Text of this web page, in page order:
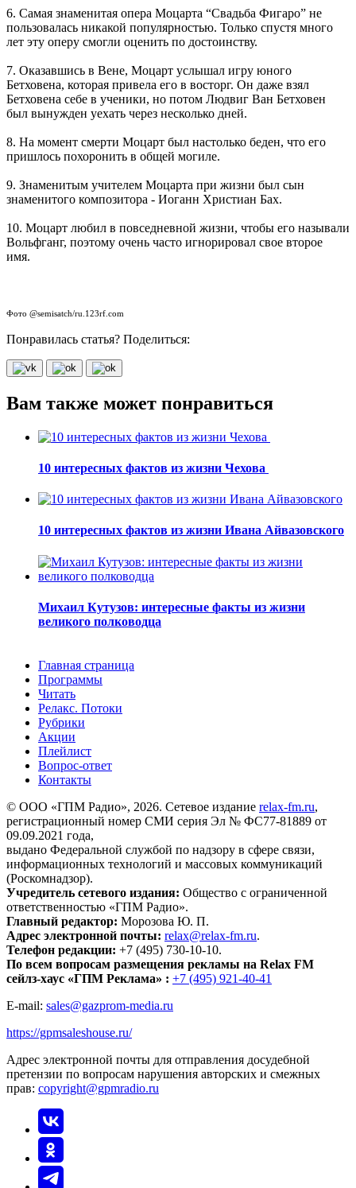
6. Самая знаменитая опера Моцарта “Свадьба Фигаро” не
пользовалась никакой популярностью. Только спустя много
лет эту оперу смогли оценить по достоинству.
7. Оказавшись в Вене, Моцарт услышал игру юного
Бетховена, которая привела его в восторг. Он даже взял
Бетховена себе в ученики, но потом Людвиг Ван Бетховен
был вынужден уехать через несколько дней.
8. На момент смерти Моцарт был настолько беден, что его
пришлось похоронить в общей могиле.
9. Знаменитым учителем Моцарта при жизни был сын
знаменитого композитора - Иоганн Христиан Бах.
10. Моцарт любил в повседневной жизни, чтобы его называли
Вольфганг, поэтому очень часто игнорировал свое второе
имя.
Фото @semisatch/ru.123rf.com
Понравилась статья? Поделиться:
Вам также может понравиться
10 интересных фактов из жизни Чехова
10 интересных фактов из жизни Ивана Айвазовского
Михаил Кутузов: интересные факты из жизни
великого полководца
Главная страница
Программы
Читать
Релакс. Потоки
Рубрики
Акции
Плейлист
Вопрос-ответ
Контакты
© ООО «ГПМ Радио», 2026. Сетевое издание relax-fm.ru,
регистрационный номер СМИ серия Эл № ФС77-81889 от
09.09.2021 года,
выдано Федеральной службой по надзору в сфере связи,
информационных технологий и массовых коммуникаций
(Роскомнадзор).
Учредитель сетевого издания: Общество с ограниченной
ответственностью «ГПМ Радио».
Главный редактор: Морозова Ю. П.
Адрес электронной почты: relax@relax-fm.ru.
Телефон редакции: +7 (495) 730-10-10.
По всем вопросам размещения рекламы на Relax FM
сейлз-хаус «ГПМ Реклама» : +7 (495) 921-40-41
E-mail: sales@gazprom-media.ru
https://gpmsaleshouse.ru/
Адрес электронной почты для отправления досудебной
претензии по вопросам нарушения авторских и смежных
прав: copyright@gpmradio.ru